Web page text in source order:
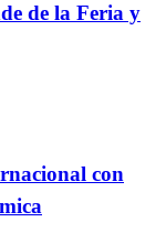
de la Feria y
con